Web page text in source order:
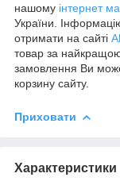
нашому інтернет
України.
отримати на сайті
товар за
замовлення Ви
корзину сайту.
Приховати
Характеристики